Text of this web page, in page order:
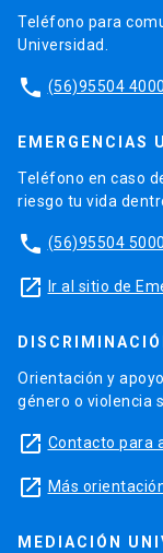
Teléfono para
Universidad.
phone (56)95504 4000
EMERGENCIAS
Teléfono en caso
riesgo tu vida
phone (56)95504 5000
launch Ir al sitio de
Orientación y
género o violencia
launch Contacto para
launch Más
MEDIACIÓN